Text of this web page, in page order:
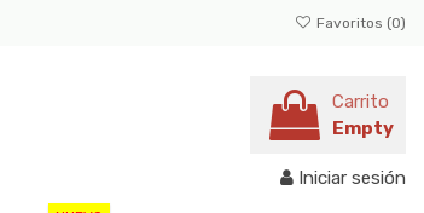
Favoritos (0)
Carrito
Empty
Iniciar sesión